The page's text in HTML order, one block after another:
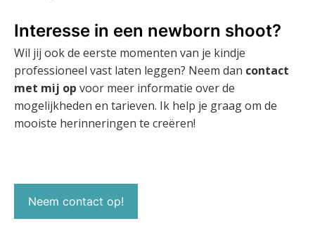
Interesse in een newborn shoot?
Wil jij ook de eerste momenten van je kindje
professioneel vast laten leggen? Neem dan contact
met mij op voor meer informatie over de
mogelijkheden en tarieven. Ik help je graag om de
mooiste herinneringen te creëren!
Neem contact op!